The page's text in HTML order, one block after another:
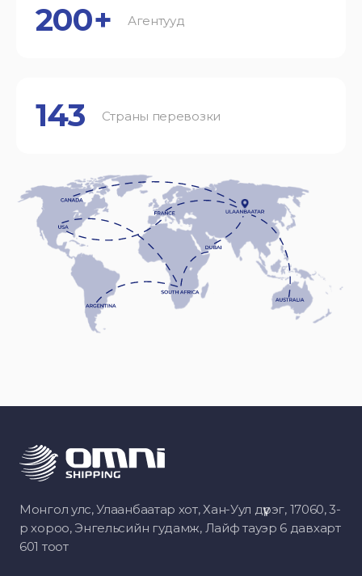
200+ Агентууд
143 Страны перевозки
Монгол улс, Улаанбаатар хот, Хан-Уул дүүрэг, 17060, 3-
р хороо, Энгельсийн гудамж, Лайф тауэр 6 давхарт
601 тоот